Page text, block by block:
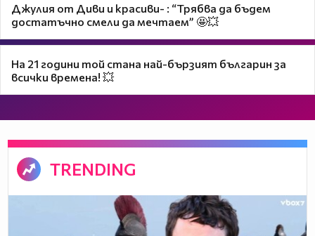
Джулия от Диви и красиви- : “Трябва да бъдем
достатъчно смели да мечтаем” 🤩💥
На 21 години той стана най-бързият българин за
всички времена! 💥
TRENDING